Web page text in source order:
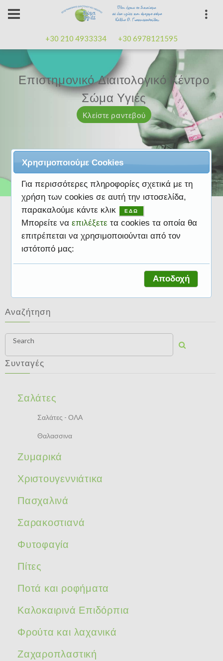
+30 210 4933334 +30 6978121595
Επαγγελματισμός, εμπειρίακαλή
διάθεση
Κλείστε ραντεβού
Επιστημονικό Διαιτολογικό Κέντρο
Σώμα Υγιές
Κλείστε ραντεβού
Μαζί μας μπορείτε
Κλείστε ραντεβού
Επαγγελματισμός, εμπειρίακαλή
διάθεση
Κλείστε ραντεβού
Επιστημονικό Διαιτολογικό Κέντρο
Σώμα Υγιές
Κλείστε ραντεβού
Αναζήτηση
Search
Συνταγές
Σαλάτες
Σαλάτες - ΟΛΑ
Θαλασσινα
Ζυμαρικά
Χριστουγεννιάτικα
Πασχαλινά
Σαρακοστιανά
Φυτοφαγία
Πίτες
Ποτά και ροφήματα
Καλοκαιρινά Επιδόρπια
Φρούτα και λαχανικά
Ζαχαροπλαστική
Χρησιμοποιούμε Cookies
Για περισσότερες πληροφορίες σχετικά με τη
χρήση των cookies σε αυτή την ιστοσελίδα,
παρακαλούμε κάντε κλικ
ΕΔΩ
Μπορείτε να επιλέξετε τα cookies τα οποία θα
επιτρέπεται να χρησιμοποιούνται από τον
ιστότοπό μας:
Αποδοχή